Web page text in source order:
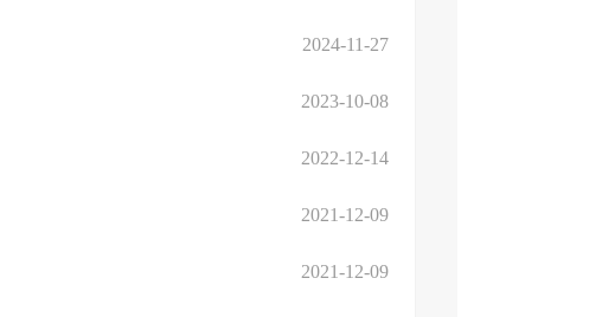
2024-11-27
2023-10-08
2022-12-14
2021-12-09
2021-12-09